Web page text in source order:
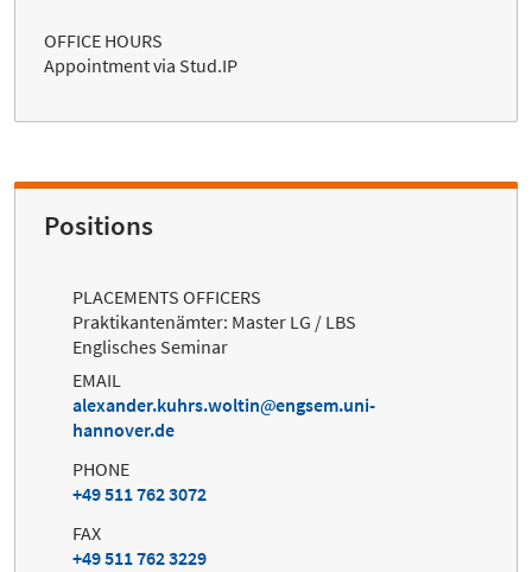
OFFICE HOURS
Appointment via Stud.IP
Positions
PLACEMENTS OFFICERS
Praktikantenämter: Master LG / LBS
Englisches Seminar
EMAIL
alexander.kuhrs.woltin
engsem.uni-
hannover.de
PHONE
+49 511 762 3072
FAX
+49 511 762 3229